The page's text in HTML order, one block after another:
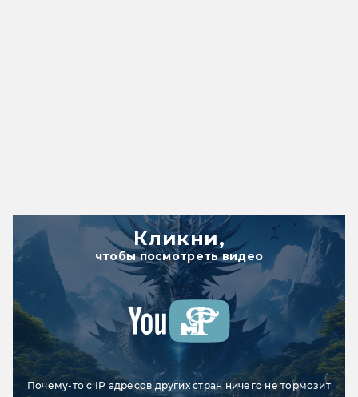
Кликни,
чтобы посмотреть видео
Почему-то с IP адресов других стран ничего не тормозит